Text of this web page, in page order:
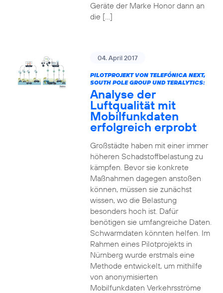
Geräte der Marke Honor dann an
die […]
04. April 2017
PILOTPROJEKT VON TELEFÓNICA NEXT,
SOUTH POLE GROUP UND TERALYTICS:
Analyse der
Luftqualität mit
Mobilfunkdaten
erfolgreich erprobt
Großstädte haben mit einer immer
höheren Schadstoffbelastung zu
kämpfen. Bevor sie konkrete
Maßnahmen dagegen anstoßen
können, müssen sie zunächst
wissen, wo die Belastung
besonders hoch ist. Dafür
benötigen sie umfangreiche Daten.
Schwarmdaten könnten helfen. Im
Rahmen eines Pilotprojekts in
Nürnberg wurde erstmals eine
Methode entwickelt, um mithilfe
von anonymisierten
Mobilfunkdaten Verkehrsströme